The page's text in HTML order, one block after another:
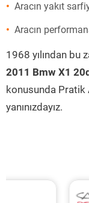
Aracın yakıt
Aracın
1968 yılından bu
2011 Bmw X1
konusunda Pratik
yanınızdayız.